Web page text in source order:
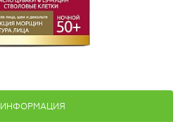
ИНФОРМАЦИЯ